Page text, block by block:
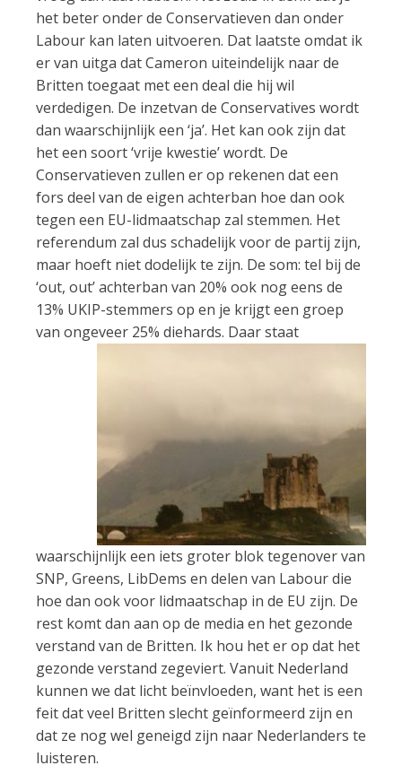
het beter onder de Conservatieven dan onder
Labour kan laten uitvoeren. Dat laatste omdat ik
er van uitga dat Cameron uiteindelijk naar de
Britten toegaat met een deal die hij wil
verdedigen. De inzetvan de Conservatives wordt
dan waarschijnlijk een ‘ja’. Het kan ook zijn dat
het een soort ‘vrije kwestie’ wordt. De
Conservatieven zullen er op rekenen dat een
fors deel van de eigen achterban hoe dan ook
tegen een EU-lidmaatschap zal stemmen. Het
referendum zal dus schadelijk voor de partij zijn,
maar hoeft niet dodelijk te zijn. De som: tel bij de
‘out, out’ achterban van 20% ook nog eens de
13% UKIP-stemmers op en je krijgt een groep
van ongeveer 25% diehards. Daar staat
waarschijnlijk een iets groter blok tegenover van
SNP, Greens, LibDems en delen van Labour die
hoe dan ook voor lidmaatschap in de EU zijn. De
rest komt dan aan op de media en het gezonde
verstand van de Britten. Ik hou het er op dat het
gezonde verstand zegeviert. Vanuit Nederland
kunnen we dat licht beïnvloeden, want het is een
feit dat veel Britten slecht geïnformeerd zijn en
dat ze nog wel geneigd zijn naar Nederlanders te
luisteren.